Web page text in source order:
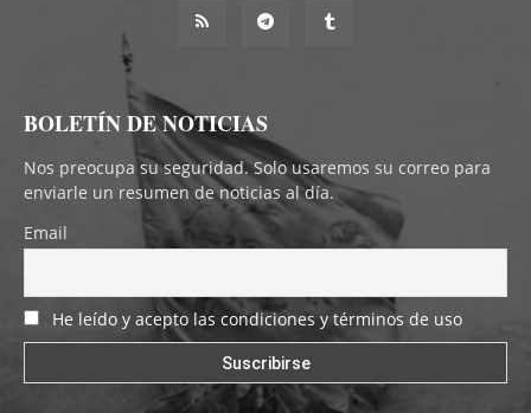
BOLETÍN DE NOTICIAS
Nos preocupa su seguridad. Solo usaremos su correo para
enviarle un resumen de noticias al día.
Email
He leído y acepto las condiciones y términos de uso